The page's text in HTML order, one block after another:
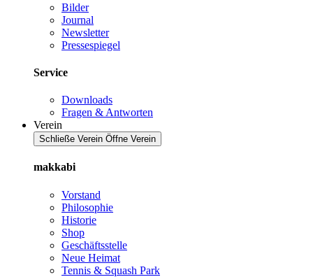
Bilder
Journal
Newsletter
Pressespiegel
Service
Downloads
Fragen & Antworten
Verein
Schließe Verein Öffne Verein
makkabi
Vorstand
Philosophie
Historie
Shop
Geschäftsstelle
Neue Heimat
Tennis & Squash Park